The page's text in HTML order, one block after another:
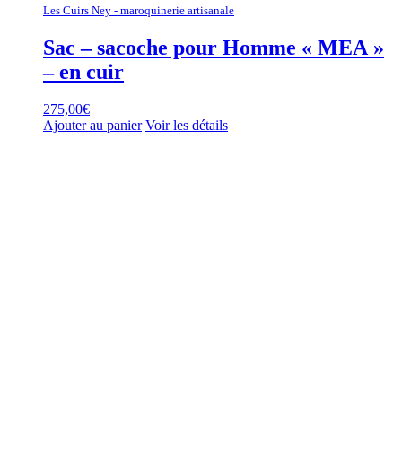
Les Cuirs Ney - maroquinerie artisanale
Sac – sacoche pour Homme « MEA »
– en cuir
275,00€
Ajouter au panier Voir les détails